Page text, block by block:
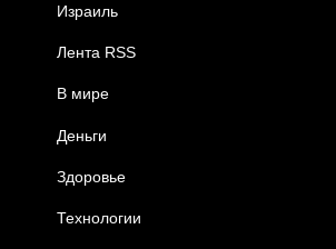
Израиль
Лента RSS
В мире
Деньги
Здоровье
Технологии